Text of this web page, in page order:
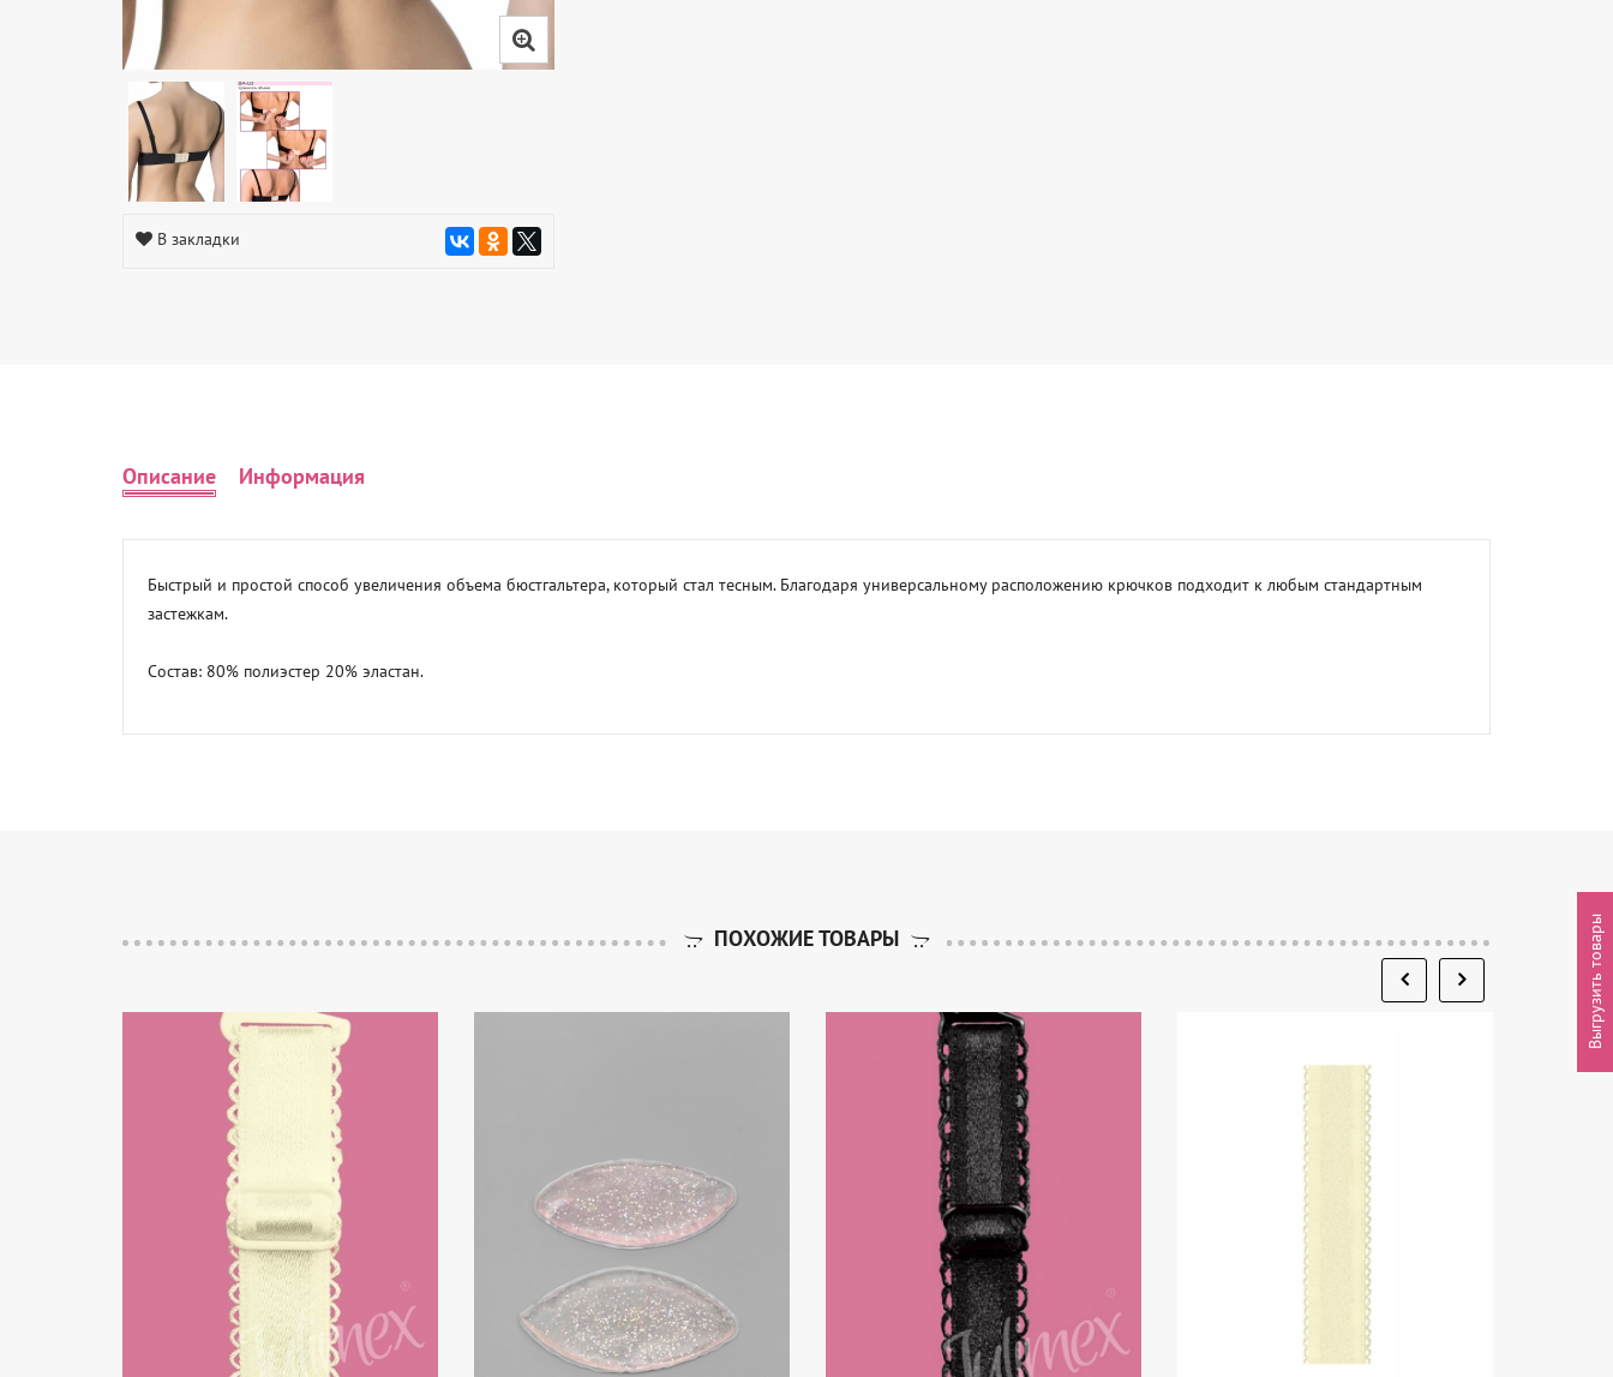
В закладки
Описание Информация
Быстрый и простой способ увеличения объема бюстгальтера, который стал тесным. Благодаря универсальному расположению крючков подходит к любым стандартным
застежкам.
Состав: 80% полиэстер 20% эластан.
ПОХОЖИЕ ТОВАРЫ Выгрузить товары